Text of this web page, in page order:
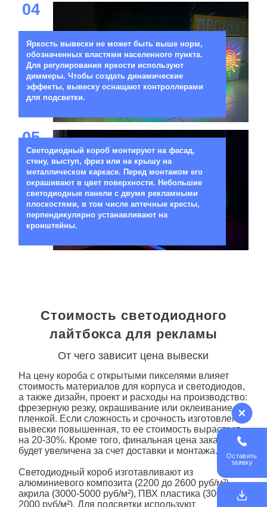
04
Яркость вывески не может быть выше норм,
обозначенных властями населенного пункта.
Для регулирования яркости используют
диммеры. Чтобы создать динамические
эффекты, вывеску оснащают контроллерами
для подсветки.
05
Светодиодный короб монтируют на фасад,
стену, выступ, фриз или на крышу на
металлическом каркасе. Перед монтажом его
окрашивают в цвет поверхности. Небольшие
светодиодные панели с двумя рекламными
плоскостями, в том числе аптечные кресты,
перпендикулярно устанавливают на
кронштейны.
Стоимость светодиодного
лайтбокса для рекламы
От чего зависит цена вывески
На цену короба с открытыми пикселями влияет
стоимость материалов для корпуса и светодиодов,
а также дизайн, проект и расходы на производство:
фрезерную резку, окрашивание или оклеивание
пленкой. Если сложность и срочность изготовления
вывески повышенная, то ее стоимость вырастает
на 20-30%. Кроме того, финальная цена заказа
будет увеличена за счет доставки и монтажа.
Светодиодный короб изготавливают из
алюминиевого композита (2200 до 2600 руб/м²),
акрила (3000-5000 руб/м²), ПВХ пластика (300 до
2000 руб/м²). Для подсветки используют
Оставить
заявку